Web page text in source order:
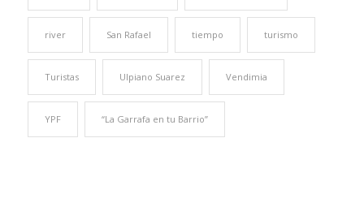
river San Rafael tiempo turismo
Turistas Ulpiano Suarez Vendimia
YPF “La Garrafa en tu Barrio”